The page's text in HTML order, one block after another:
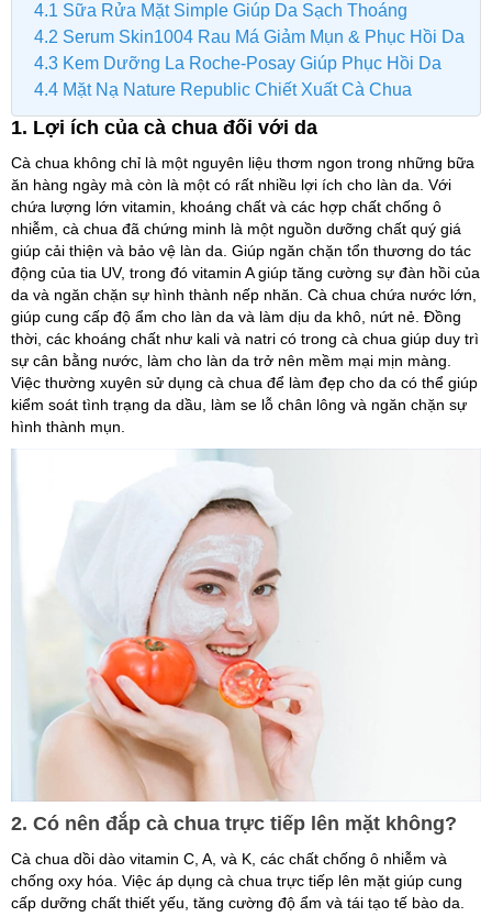
4.1 Sữa Rửa Mặt Simple Giúp Da Sạch Thoáng
4.2 Serum Skin1004 Rau Má Giảm Mụn & Phục Hồi Da
4.3 Kem Dưỡng La Roche-Posay Giúp Phục Hồi Da
4.4 Mặt Nạ Nature Republic Chiết Xuất Cà Chua
1. Lợi ích của cà chua đối với da
Cà chua không chỉ là một nguyên liệu thơm ngon trong những bữa
ăn hàng ngày mà còn là một có rất nhiều lợi ích cho làn da. Với
chứa lượng lớn vitamin, khoáng chất và các hợp chất chống ô
nhiễm, cà chua đã chứng minh là một nguồn dưỡng chất quý giá
giúp cải thiện và bảo vệ làn da. Giúp ngăn chặn tổn thương do tác
động của tia UV, trong đó vitamin A giúp tăng cường sự đàn hồi của
da và ngăn chặn sự hình thành nếp nhăn. Cà chua chứa nước lớn,
giúp cung cấp độ ẩm cho làn da và làm dịu da khô, nứt nẻ. Đồng
thời, các khoáng chất như kali và natri có trong cà chua giúp duy trì
sự cân bằng nước, làm cho làn da trở nên mềm mại mịn màng.
Việc thường xuyên sử dụng cà chua để làm đẹp cho da có thể giúp
kiểm soát tình trạng da dầu, làm se lỗ chân lông và ngăn chặn sự
hình thành mụn.
2. Có nên đắp cà chua trực tiếp lên mặt không?
Cà chua dồi dào vitamin C, A, và K, các chất chống ô nhiễm và
chống oxy hóa. Việc áp dụng cà chua trực tiếp lên mặt giúp cung
cấp dưỡng chất thiết yếu, tăng cường độ ẩm và tái tạo tế bào da.